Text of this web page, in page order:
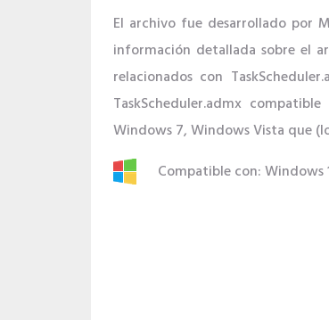
El archivo fue desarrollado por
información detallada sobre el
relacionados con
TaskScheduler.admx
Windows 7, Windows Vista que
Compatible con: Windows